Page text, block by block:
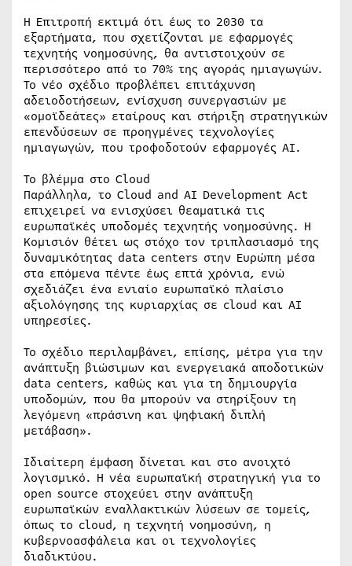
Η Επιτροπή εκτιμά ότι έως το 2030 τα
εξαρτήματα, που σχετίζονται με εφαρμογές
τεχνητής νοημοσύνης, θα αντιστοιχούν σε
περισσότερο από το 70% της αγοράς ημιαγωγών.
Το νέο σχέδιο προβλέπει επιτάχυνση
αδειοδοτήσεων, ενίσχυση συνεργασιών με
«ομοϊδεάτες» εταίρους και στήριξη στρατηγικών
επενδύσεων σε προηγμένες τεχνολογίες
ημιαγωγών, που τροφοδοτούν εφαρμογές AI.
Το βλέμμα στο Cloud
Παράλληλα, το Cloud and AI Development Act
επιχειρεί να ενισχύσει θεαματικά τις
ευρωπαϊκές υποδομές τεχνητής νοημοσύνης. Η
Κομισιόν θέτει ως στόχο τον τριπλασιασμό της
δυναμικότητας data centers στην Ευρώπη μέσα
στα επόμενα πέντε έως επτά χρόνια, ενώ
σχεδιάζει ένα ενιαίο ευρωπαϊκό πλαίσιο
αξιολόγησης της κυριαρχίας σε cloud και AI
υπηρεσίες.
Το σχέδιο περιλαμβάνει, επίσης, μέτρα για την
ανάπτυξη βιώσιμων και ενεργειακά αποδοτικών
data centers, καθώς και για τη δημιουργία
υποδομών, που θα μπορούν να στηρίξουν τη
λεγόμενη «πράσινη και ψηφιακή διπλή
μετάβαση».
Ιδιαίτερη έμφαση δίνεται και στο ανοιχτό
λογισμικό. Η νέα ευρωπαϊκή στρατηγική για το
open source στοχεύει στην ανάπτυξη
ευρωπαϊκών εναλλακτικών λύσεων σε τομείς,
όπως το cloud, η τεχνητή νοημοσύνη, η
κυβερνοασφάλεια και οι τεχνολογίες
διαδικτύου.